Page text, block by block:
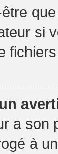
si
a son
à